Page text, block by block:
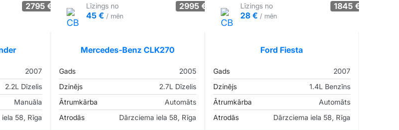
2795 €
2007
2.2L Dīzelis
Manuāla
58, Rīga
Līzings no
45 € / mēn
2995 €
Mercedes-Benz CLK270
Gads
2005
Dzinējs
2.7L Dīzelis
Ātrumkārba
Automāts
Atrodās
Dārzciema iela 58, Rīga
Līzings no
28 € / mēn
1845 €
Ford Fiesta
Gads
2007
Dzinējs
1.4L Benzīns
Ātrumkārba
Automāts
Atrodās
Dārzciema iela 58, Rīga